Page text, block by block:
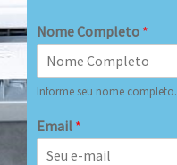
Nome Completo *
Informe seu nome completo.
Email *